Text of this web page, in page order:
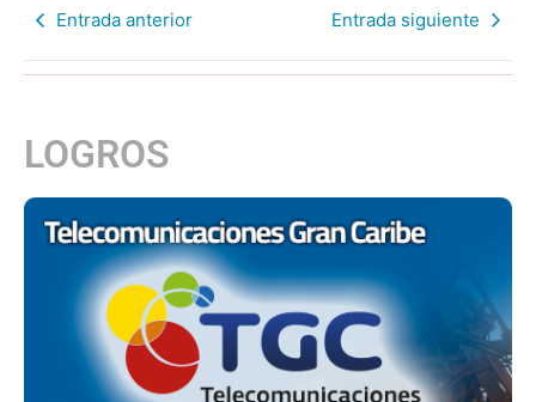
Entrada anterior Entrada siguiente
LOGROS